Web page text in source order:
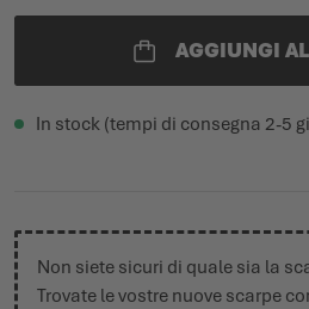
AGGIUNGI
In stock (tempi di consegna 2-5
Non siete sicuri di quale sia la
Trovate le vostre nuove scarpe